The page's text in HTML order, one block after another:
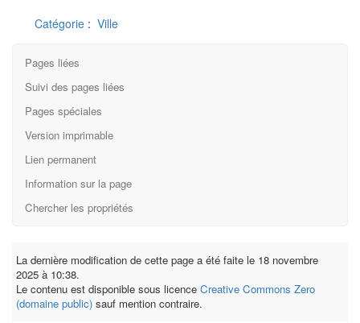
Catégorie : Ville
Pages liées
Suivi des pages liées
Pages spéciales
Version imprimable
Lien permanent
Information sur la page
Chercher les propriétés
La dernière modification de cette page a été faite le 18 novembre
2025 à 10:38.
Le contenu est disponible sous licence Creative Commons Zero
(domaine public) sauf mention contraire.